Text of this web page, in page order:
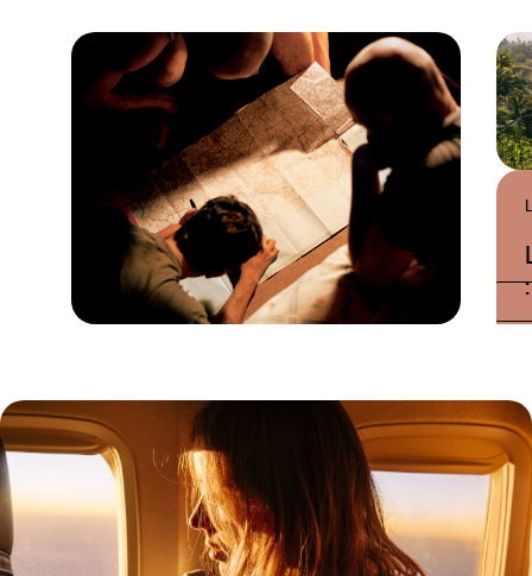
Quand partir à la
Barbade ?